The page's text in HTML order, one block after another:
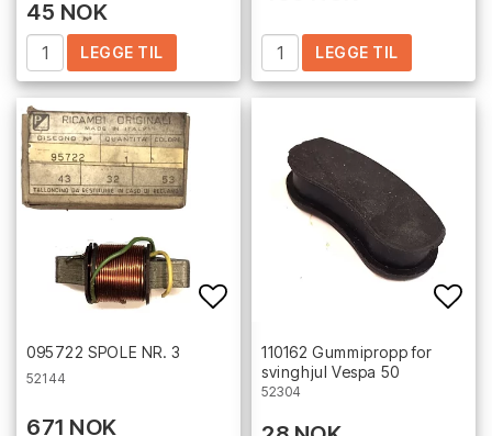
45 NOK
LEGGE TIL LEGGE TIL
Add to list of favorites
095722 SPOLE NR. 3
52144
671 NOK
110162 Gummipropp for
svinghjul Vespa 50
52304